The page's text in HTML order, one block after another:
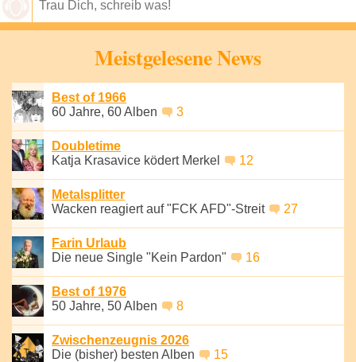
Meistgelesene News
Best of 1966
60 Jahre, 60 Alben
3
Doubletime
Katja Krasavice ködert Merkel
12
Metalsplitter
Wacken reagiert auf "FCK AFD"-Streit
27
Farin Urlaub
Die neue Single "Kein Pardon"
16
Best of 1976
50 Jahre, 50 Alben
8
Zwischenzeugnis 2026
Die (bisher) besten Alben
15